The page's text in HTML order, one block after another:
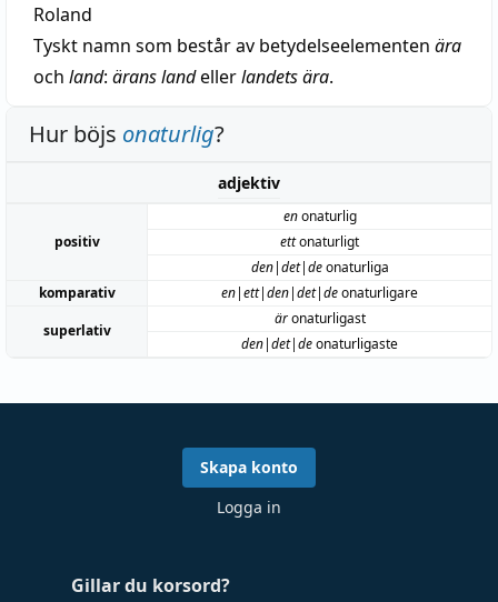
Roland
Tyskt namn som består av betydelseelementen ära
och land: ärans landellerlandets ära.
Hur böjs onaturlig?
adjektiv
positiv
enonaturlig
ettonaturligt
den|det|deonaturliga
komparativ
en|ett|den|det|deonaturligare
superlativ
äronaturligast
den|det|deonaturligaste
Gillar du korsord?
Skapa konto
Logga in